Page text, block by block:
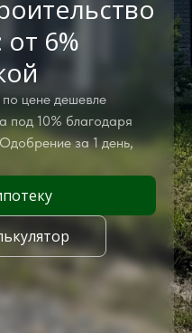
6%
цене дешевле
под 10% благодаря
за 1 день,